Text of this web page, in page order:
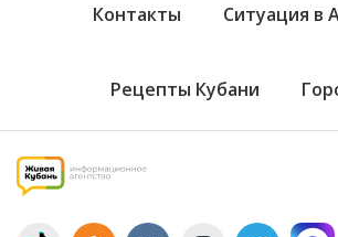
Контакты Ситуация в
Рецепты Кубани